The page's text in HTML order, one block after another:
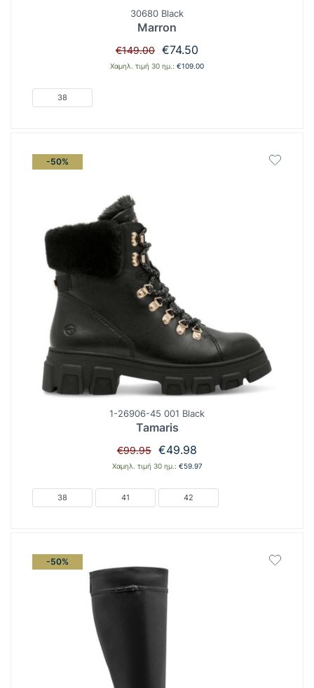
30680 Black
Marron
€149.00 Original
price
€74.50
τρέχουσα
Χαμηλ. τιμή 30 ημ.: €109.00
38
-50%
1-26906-45 001 Black
Tamaris
€99.95 Original
price
€99.95.
€49.98
τρέχουσα
€49.98.
Χαμηλ. τιμή 30 ημ.: €59.97
38 41 42
-50%